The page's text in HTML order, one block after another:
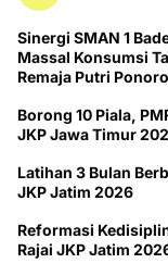
Sinergi SMAN 1
Massal Konsumsi
Remaja Putri
Borong 10 Piala,
JKP Jawa Timur
Latihan 3 Bulan
JKP Jatim 2026
Reformasi
Rajai JKP Jatim